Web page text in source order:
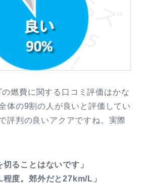
燃費に関する口コミ評価はかな
体の9割の人が良いと評価してい
評判の良いアクアですね。実際
ることはないです」
程度。郊外だと27km/L」